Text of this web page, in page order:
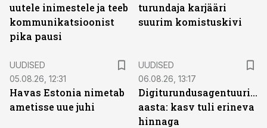
uutele inimestele ja teeb
kommunikatsioonist
pika pausi
turundaja karjääri
suurim komistuskivi
UUDISED
05.08.26, 12:31
Havas Estonia nimetab
ametisse uue juhi
UUDISED
06.08.26, 13:17
Digiturundusagentuuride
aasta: kasv tuli erineva
hinnaga